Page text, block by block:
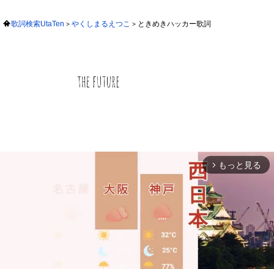
歌詞検索UtaTen やくしまるえつこ ときめきハッカー歌詞
arrow_forward_ios もっと見る